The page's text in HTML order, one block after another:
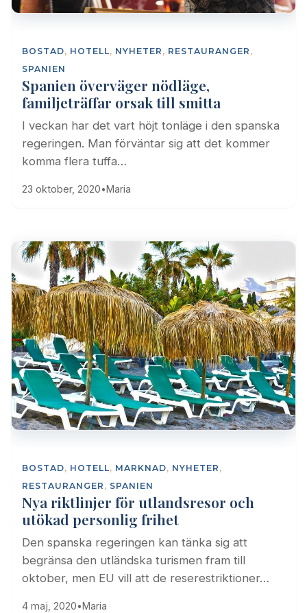
BOSTAD, HOTELL, NYHETER , RESTAURANGER ,
SPANIEN
Spanien överväger nödläge,
familjeträffar orsak till smitta
I veckan har det vart höjt tonläge i den spanska
regeringen. Man förväntar sig att det kommer
komma flera tuffa…
23 oktober, 2020•Maria
BOSTAD, HOTELL, MARKNAD, NYHETER ,
RESTAURANGER , SPANIEN
Nya riktlinjer för utlandsresor och
utökad personlig frihet
Den spanska regeringen kan tänka sig att
begränsa den utländska turismen fram till
oktober, men EU vill att de reserestriktioner…
4 maj, 2020•Maria